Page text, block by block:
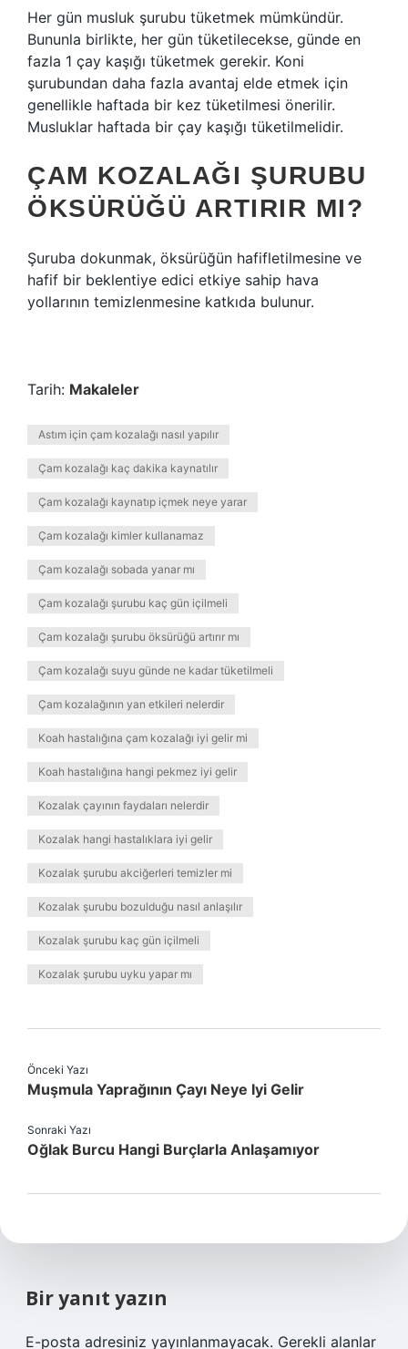
Her gün musluk şurubu tüketmek mümkündür.
Bununla birlikte, her gün tüketilecekse, günde en
fazla 1 çay kaşığı tüketmek gerekir. Koni
şurubundan daha fazla avantaj elde etmek için
genellikle haftada bir kez tüketilmesi önerilir.
Musluklar haftada bir çay kaşığı tüketilmelidir.
ÇAM KOZALAĞI ŞURUBU
ÖKSÜRÜĞÜ ARTIRIR MI?
Şuruba dokunmak, öksürüğün hafifletilmesine ve
hafif bir beklentiye edici etkiye sahip hava
yollarının temizlenmesine katkıda bulunur.
Tarih: Makaleler
Astım için çam kozalağı nasıl yapılır
Çam kozalağı kaç dakika kaynatılır
Çam kozalağı kaynatıp içmek neye yarar
Çam kozalağı kimler kullanamaz
Çam kozalağı sobada yanar mı
Çam kozalağı şurubu kaç gün içilmeli
Çam kozalağı şurubu öksürüğü artırır mı
Çam kozalağı suyu günde ne kadar tüketilmeli
Çam kozalağının yan etkileri nelerdir
Koah hastalığına çam kozalağı iyi gelir mi
Koah hastalığına hangi pekmez iyi gelir
Kozalak çayının faydaları nelerdir
Kozalak hangi hastalıklara iyi gelir
Kozalak şurubu akciğerleri temizler mi
Kozalak şurubu bozulduğu nasıl anlaşılır
Kozalak şurubu kaç gün içilmeli
Kozalak şurubu uyku yapar mı
Önceki Yazı
Muşmula Yaprağının Çayı Neye Iyi Gelir
Sonraki Yazı
Oğlak Burcu Hangi Burçlarla Anlaşamıyor
Bir yanıt yazın
E-posta adresiniz yayınlanmayacak. Gerekli alanlar